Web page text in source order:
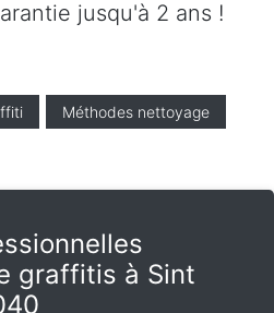
jusqu'à 2 ans !
Méthodes nettoyage
graffitis à Sint